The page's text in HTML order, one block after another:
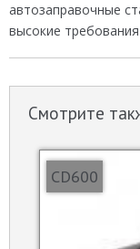
автозаправочные
высокие
Смотрите
CD600